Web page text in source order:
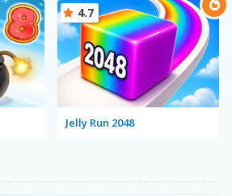
Jelly Run 2048
4.7